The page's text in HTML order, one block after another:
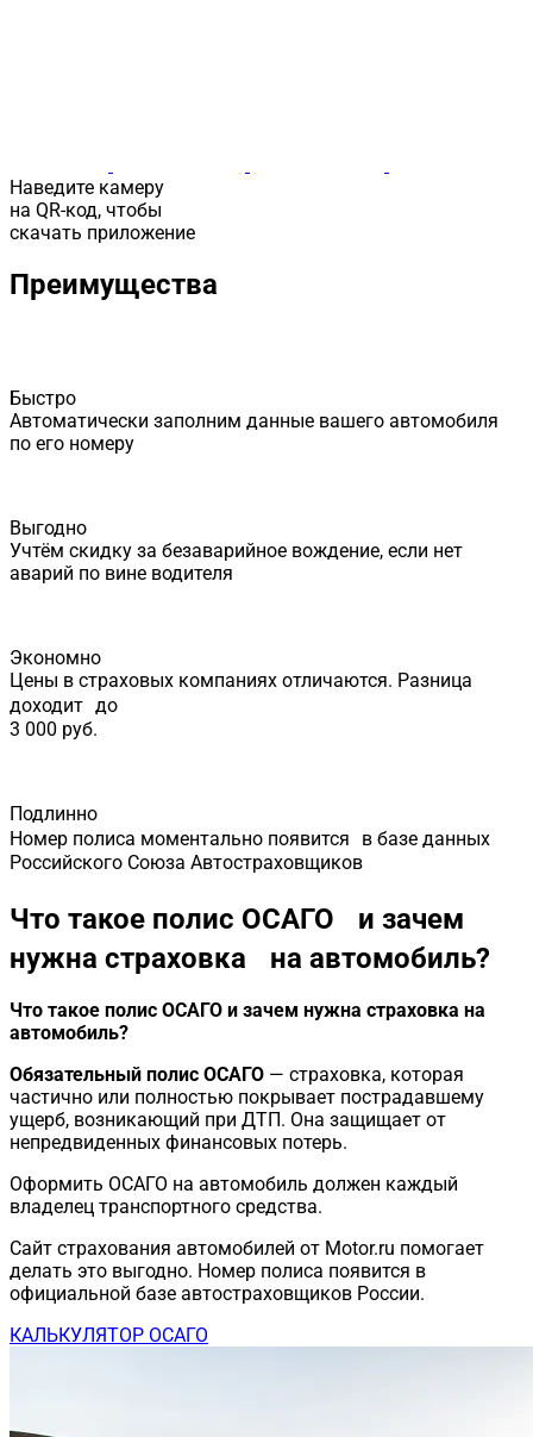
Наведите камеру
на QR-код, чтобы
скачать приложение
Преимущества
Быстро
Автоматически заполним данные вашего автомобиля
по его номеру
Выгодно
Учтём скидку за безаварийное вождение, если нет
аварий по вине водителя
Экономно
Цены в страховых компаниях отличаются. Разница
доходит до
3 000 руб.
Подлинно
Номер полиса моментально появится в базе данных
Российского Союза Автостраховщиков
Что такое полис ОСАГО и зачем
нужна страховка на автомобиль?
Что такое полис ОСАГО и зачем нужна страховка на
автомобиль?
Обязательный полис ОСАГО — страховка, которая
частично или полностью покрывает пострадавшему
ущерб, возникающий при ДТП. Она защищает от
непредвиденных финансовых потерь.
Оформить ОСАГО на автомобиль должен каждый
владелец транспортного средства.
Сайт страхования автомобилей от Motor.ru помогает
делать это выгодно. Номер полиса появится в
официальной базе автостраховщиков России.
КАЛЬКУЛЯТОР ОСАГО